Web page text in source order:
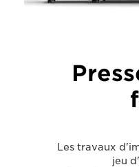
Les travaux
jeu